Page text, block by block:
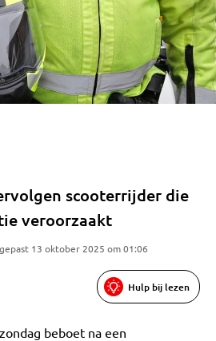
scooterrijder die
veroorzaakt
13 oktober 2025 om 01:06
Hulp bij lezen
beboet na een